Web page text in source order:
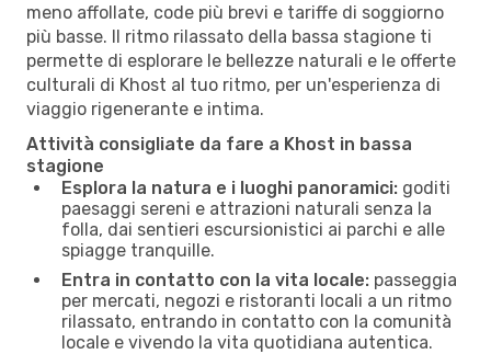
meno affollate, code più brevi e tariffe di soggiorno
più basse. Il ritmo rilassato della bassa stagione ti
permette di esplorare le bellezze naturali e le offerte
culturali di Khost al tuo ritmo, per un'esperienza di
viaggio rigenerante e intima.
Attività consigliate da fare a Khost in bassa
stagione
Esplora la natura e i luoghi panoramici: goditi
paesaggi sereni e attrazioni naturali senza la
folla, dai sentieri escursionistici ai parchi e alle
spiagge tranquille.
Entra in contatto con la vita locale: passeggia
per mercati, negozi e ristoranti locali a un ritmo
rilassato, entrando in contatto con la comunità
locale e vivendo la vita quotidiana autentica.